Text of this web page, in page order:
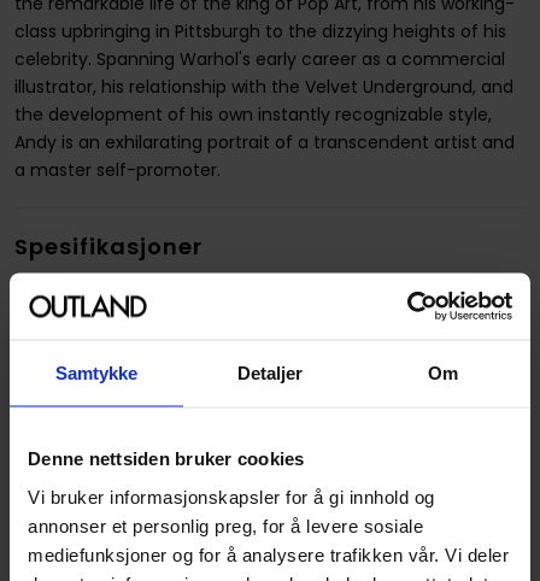
Samtykke Detaljer Om
Denne nettsiden bruker cookies
Vi bruker informasjonskapsler for å gi innhold og
annonser et personlig preg, for å levere sosiale
mediefunksjoner og for å analysere trafikken vår. Vi deler
class upbringing in Pittsburgh to the dizzying heights of his
celebrity. Spanning Warhol's early career as a commercial
illustrator, his relationship with the Velvet Underground, and
the development of his own instantly recognizable style,
Andy is an exhilarating portrait of a transcendent artist and
a master self-promoter.
Spesifikasjoner
Varenummer
Country of Manufacture
USA
Serie
Art masters
Typex
Genre
Art- og Kunstbøker,Biografi